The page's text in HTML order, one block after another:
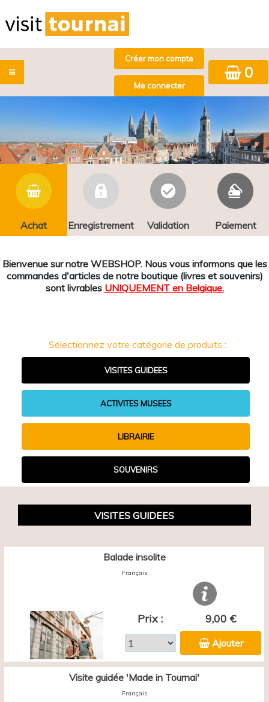
0
Achat Enregistrement Validation Paiement
Bienvenue sur notre WEBSHOP. Nous vous informons que les
commandes d'articles de notre boutique (livres et souvenirs)
sont livrables UNIQUEMENT en Belgique.
Sélectionnez votre catégorie de produits :
VISITES GUIDEES
ACTIVITES MUSEES
LIBRAIRIE
SOUVENIRS
VISITES GUIDEES
Balade insolite
Français
Prix : 9,00 €
Ajouter
Visite guidée 'Made in Tournai'
Français